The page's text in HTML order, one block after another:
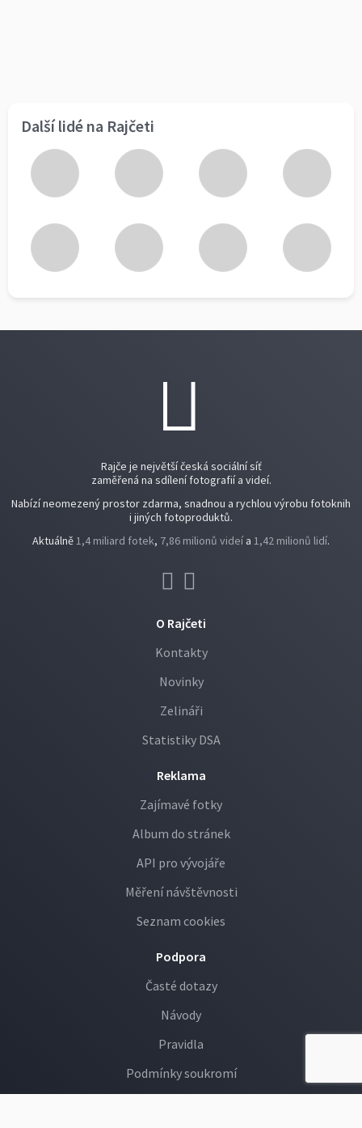
Další lidé na Rajčeti
Rajče je největší česká sociální síť
zaměřená na sdílení fotografií a videí.
Nabízí neomezený prostor zdarma, snadnou a rychlou výrobu fotoknih
i jiných fotoproduktů.
Aktuálně1,4 miliard fotek, 7,86 milionů videí a 1,42 milionů lidí.
O Rajčeti
Kontakty
Novinky
Zelináři
Statistiky DSA
Reklama
Zajímavé fotky
Album do stránek
API pro vývojáře
Měření návštěvnosti
Seznam cookies
Podpora
Časté dotazy
Návody
Pravidla
Podmínky soukromí